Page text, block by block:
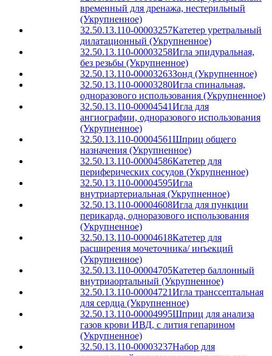
временный для дренажа, нестерильный
(Укрупненное)
32.50.13.110-00003257Катетер уретральный
дилатационный (Укрупненное)
32.50.13.110-00003258Игла эпидуральная,
без резьбы (Укрупненное)
32.50.13.110-00003263Зонд (Укрупненное)
32.50.13.110-00003280Игла спинальная,
одноразового использования (Укрупненное)
32.50.13.110-00004541Игла для
ангиографии, одноразового использования
(Укрупненное)
32.50.13.110-00004561Шприц общего
назначения (Укрупненное)
32.50.13.110-00004586Катетер для
периферических сосудов (Укрупненное)
32.50.13.110-00004595Игла
внутриартериальная (Укрупненное)
32.50.13.110-00004608Игла для пункции
перикарда, одноразового использования
(Укрупненное)
32.50.13.110-00004618Катетер для
расширения мочеточника/ инъекций
(Укрупненное)
32.50.13.110-00004705Катетер баллонный
внутриаортальный (Укрупненное)
32.50.13.110-00004721Игла транссептальная
для сердца (Укрупненное)
32.50.13.110-00004995Шприц для анализа
газов крови ИВД, с лития гепарином
(Укрупненное)
32.50.13.110-00003237Набор для